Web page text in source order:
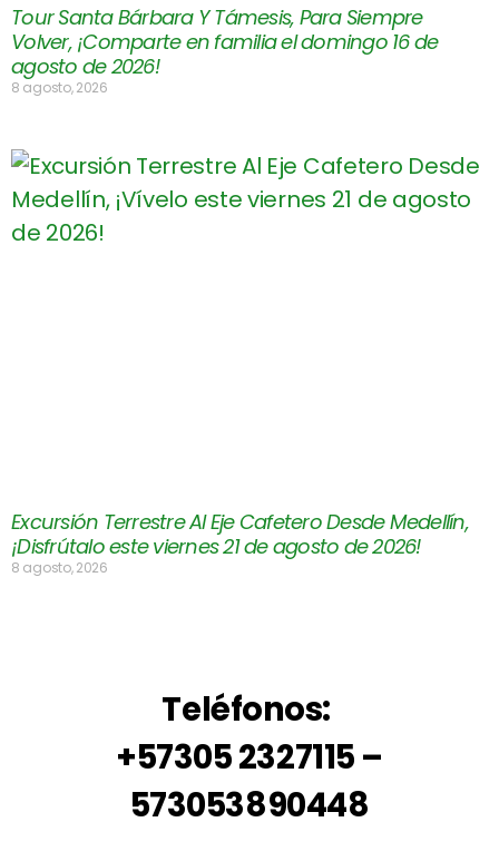
Tour Santa Bárbara Y Támesis, Para Siempre
Volver, ¡Comparte en familia el domingo 16 de
agosto de 2026!
8 agosto, 2026
Excursión Terrestre Al Eje Cafetero Desde Medellín,
¡Disfrútalo este viernes 21 de agosto de 2026!
8 agosto, 2026
Teléfonos:
+57305 2327115 –
573053890448